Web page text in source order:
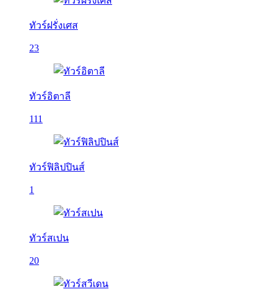
ทัวร์ฝรั่งเศส
23
ทัวร์อิตาลี
111
ทัวร์ฟิลิปปินส์
1
ทัวร์สเปน
20